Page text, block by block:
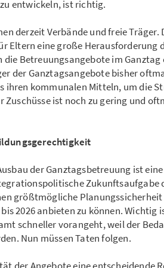
entwickeln, ist richtig.
derzeit Verbände und freie Träger.
Eltern eine große Herausforderung
Betreuungsangebote im
der Ganztagsangebote bisher
ihren kommunalen Mitteln, um die
Zuschüsse ist noch zu gering und
der Ganztagsbetreuung ist eine
Zukunftsaufgabe
größtmögliche Planungssicherheit
2026 anbieten zu können. Wichtig
schneller vorangeht, weil der
Nun müssen Taten folgen.